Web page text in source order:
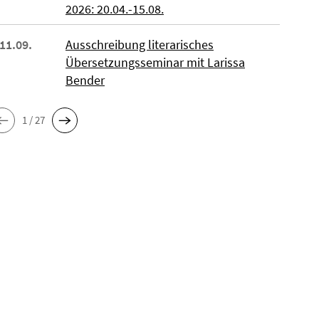
2026: 20.04.-15.08.
Ausschreibung literarisches
Übersetzungsseminar mit Larissa
Bender
1 / 27